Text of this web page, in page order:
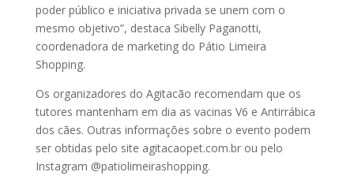
poder público e iniciativa privada se unem com o
mesmo objetivo”, destaca Sibelly Paganotti,
coordenadora de marketing do Pátio Limeira
Shopping.
Os organizadores do Agitacão recomendam que os
tutores mantenham em dia as vacinas V6 e Antirrábica
dos cães. Outras informações sobre o evento podem
ser obtidas pelo site agitacaopet.com.br ou pelo
Instagram @patiolimeirashopping.